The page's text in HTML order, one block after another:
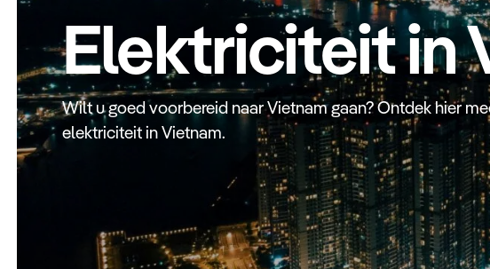
Elektriciteit in
Wilt u goed voorbereid naar Vietnam gaan? Ontdek hier
elektriciteit in Vietnam.